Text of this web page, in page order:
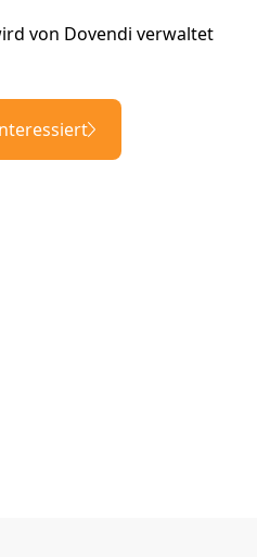
von Dovendi verwaltet